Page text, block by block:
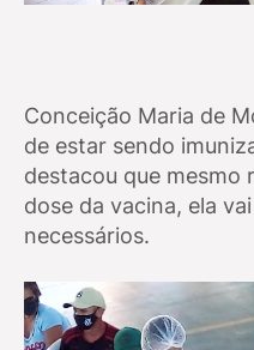
Conceição Maria de
de estar sendo
destacou que mesmo
dose da vacina, ela
necessários.